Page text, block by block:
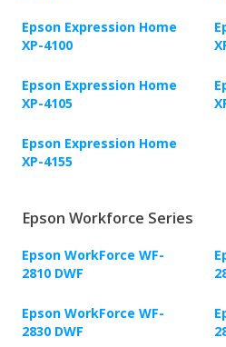
Epson Expression Home
XP-4100
Epson Expression Home
XP-4105
Epson Expression Home
XP-4155
Epson Workforce Series
Epson WorkForce WF-
2810 DWF
Epson WorkForce WF-
2830 DWF